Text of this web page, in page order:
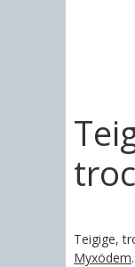
Teigige,
Myxödem.